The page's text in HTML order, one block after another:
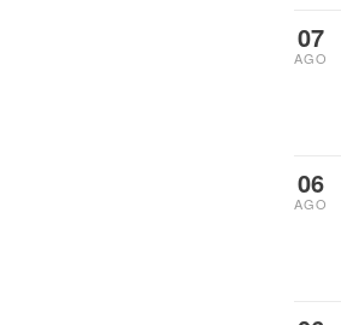
07
AGO
06
AGO